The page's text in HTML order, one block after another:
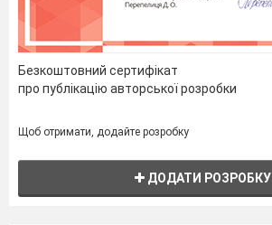
Безкоштовний сертифікат
про публікацію авторської розробки
Щоб отримати, додайте розробку
ДОДАТИ РОЗРОБКУ